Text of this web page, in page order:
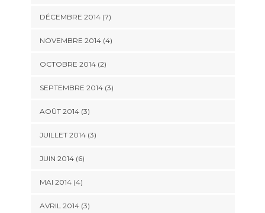
DÉCEMBRE 2014(7)
NOVEMBRE 2014(4)
OCTOBRE 2014(2)
SEPTEMBRE 2014(3)
AOÛT 2014(3)
JUILLET 2014(3)
JUIN 2014(6)
MAI 2014(4)
AVRIL 2014(3)